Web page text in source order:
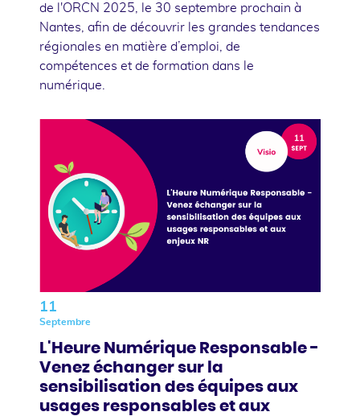
de l'ORCN 2025, le 30 septembre prochain à
Nantes, afin de découvrir les grandes tendances
régionales en matière d’emploi, de
compétences et de formation dans le
numérique.
11
Septembre
L'Heure Numérique Responsable -
Venez échanger sur la
sensibilisation des équipes aux
usages responsables et aux